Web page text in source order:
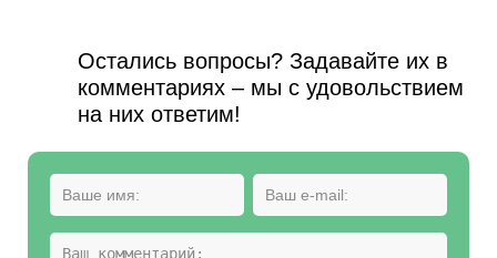
Остались вопросы? Задавайте их в
комментариях – мы с удовольствием
на них ответим!